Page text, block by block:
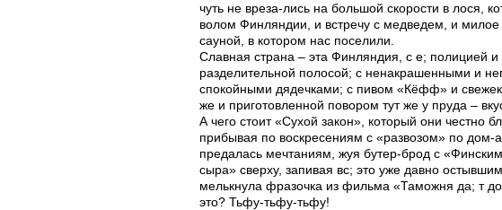
чуть не вреза-лись на большой скорости в лося,
волом Финляндии, и встречу с медведем, и
сауной, в котором нас поселили.
Славная страна – эта Финляндия, с е; полицией
разделительной полосой; с ненакрашенными и
спокойными дядечками; с пивом «Кёфф» и
же и приготовленной повором тут же у пруда –
А чего стоит «Сухой закон», который они честно
прибывая по воскресениям с «развозом» по
предалась мечтаниям, жуя бутер-брод с
сыра» сверху, запивая вс; это уже давно
мелькнула фразочка из фильма «Таможня да; т
это? Тьфу-тьфу-тьфу!